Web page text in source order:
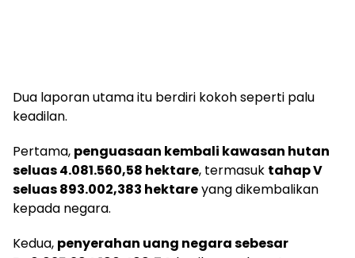
Dua laporan utama itu berdiri kokoh seperti palu
keadilan.
Pertama, penguasaan kembali kawasan hutan
seluas 4.081.560,58 hektare, termasuk tahap V
seluas 893.002,383 hektareyang dikembalikan
kepada negara.
Kedua, penyerahan uang negara sebesar